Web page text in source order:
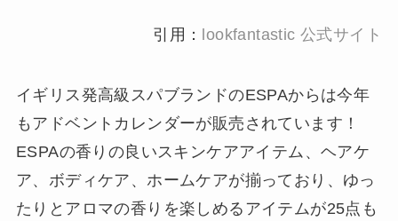
引用： lookfantastic 公式サイト
イギリス発高級スパブランドのESPAからは今年
もアドベントカレンダーが販売されています！
ESPAの香りの良いスキンケアアイテム、ヘアケ
ア、ボディケア、ホームケアが揃っており、ゆっ
たりとアロマの香りを楽しめるアイテムが25点も